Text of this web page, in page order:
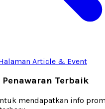
Article & Event
Terbaik
mendapatkan info